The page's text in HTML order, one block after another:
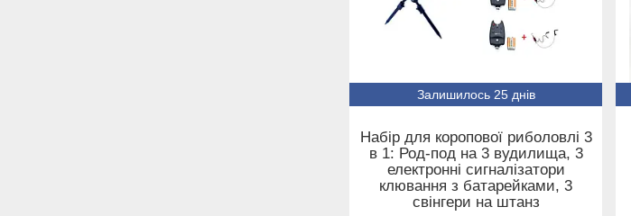
Залишилось 25 днів
Набір для коропової риболовлі 3
в 1: Род-под на 3 вудилища, 3
електронні сигналізатори
клювання з батарейками, 3
свінгери на штанз